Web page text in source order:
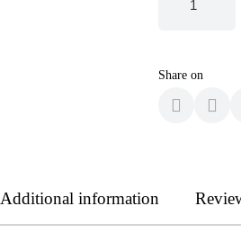
Share on
Additional information